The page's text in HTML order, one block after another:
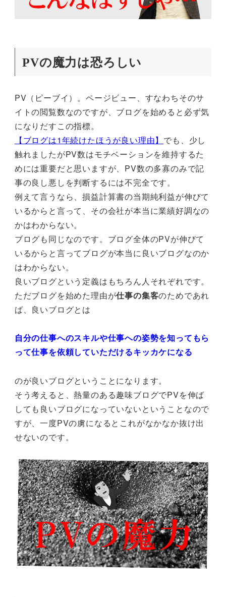
PVの魔力は恐ろしい
PV（ピーブイ）。ページビュー、すなわちそのサ
イトの閲覧数なのですが、ブログを始めると必ず気
になりだすこの指標。
【ブログは1年続けたほうが良い理由】 でも、少し
触れましたがPV数はモチベーションを維持するた
めには重要だと思いますが、PV数の多寡のみで記
事の良し悪しを判断するには不完全です。
例えて言うなら、損益計算書の当期純利益が伸びて
いるからと言って、その会社が本当に業績好調なの
かはわからない。
ブログも同じなのです。ブログ全体のPVが伸びて
いるからと言ってブログが本当に良いブログなのか
はわからない。
良いブログという定義はもちろん人それぞれです。
ただブログを始めた理由が仕事の集客のためであれ
ば、良いブログとは
自分の仕事へのスキルや仕事への姿勢を知ってもら
って仕事を依頼していただけるキッカケになる
のが良いブログということになります。
そう考えると、熱量のある趣味ブログでPVを伸ば
しても良いブログになっていないということなので
すが、一度PVの虜になるとこれがなかなか抜け出
せないのです。